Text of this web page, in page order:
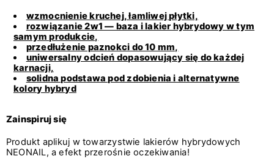
wzmocnienie kruchej, łamliwej płytki,
rozwiązanie 2w1 — baza i lakier hybrydowy w tym
samym produkcie,
przedłużenie paznokci do 10 mm,
uniwersalny odcień dopasowujący się do każdej
karnacji,
solidna podstawa pod zdobienia i alternatywne
kolory hybryd
Zainspiruj się
Produkt aplikuj w towarzystwie lakierów hybrydowych
NEONAIL, a efekt przerośnie oczekiwania!